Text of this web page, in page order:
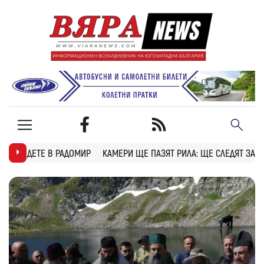
КАМЕРИ ЩЕ ПАЗЯТ РИЛА: ЩЕ СЛЕДЯТ ЗА ПОЖАРИ, БРАКОНИЕРИ И